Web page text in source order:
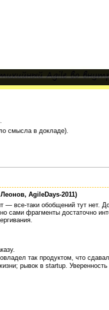
смысла в докладе).
AgileDays-2011)
все-таки обобщений тут нет.
сами фрагменты достаточно
так продуктом, что
рывок в startup.